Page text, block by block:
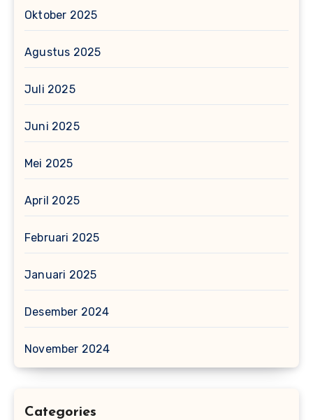
Oktober 2025
Agustus 2025
Juli 2025
Juni 2025
Mei 2025
April 2025
Februari 2025
Januari 2025
Desember 2024
November 2024
Categories